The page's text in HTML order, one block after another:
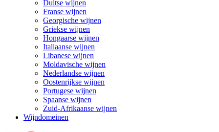
Duitse wijnen
Franse wijnen
Georgische wijnen
Griekse wijnen
Hongaarse wijnen
Italiaanse wijnen
Libanese wijnen
Moldavische wijnen
Nederlandse wijnen
Oostenrijkse wijnen
Portugese wijnen
Spaanse wijnen
Zuid-Afrikaanse wijnen
Wijndomeinen